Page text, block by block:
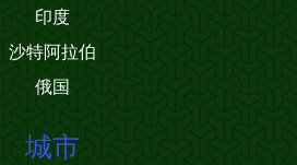
印度
沙特阿拉伯
俄国
城市